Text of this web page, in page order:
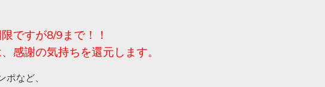
ですが8/9まで！！
感謝の気持ちを還元します。
など、